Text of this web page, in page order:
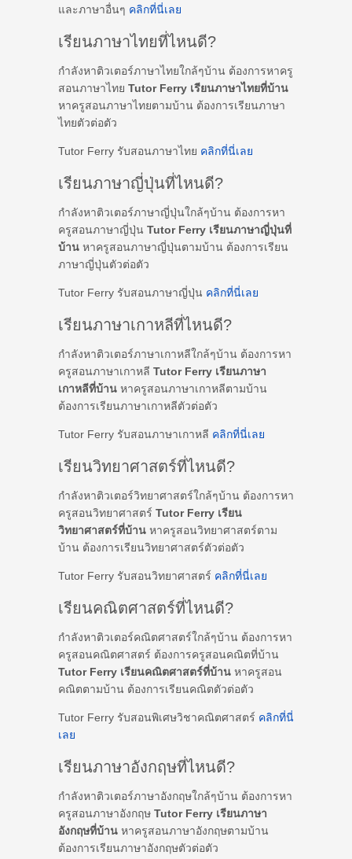
และภาษาอื่นๆ คลิกที่นี่เลย
เรียนภาษาไทยที่ไหนดี?
กำลังหาติวเตอร์ภาษาไทยใกล้ๆบ้าน ต้องการหาครู
สอนภาษาไทย Tutor Ferry เรียนภาษาไทยที่บ้าน
หาครูสอนภาษาไทยตามบ้าน ต้องการเรียนภาษา
ไทยตัวต่อตัว
Tutor Ferry รับสอนภาษาไทย คลิกที่นี่เลย
เรียนภาษาญี่ปุ่นที่ไหนดี?
กำลังหาติวเตอร์ภาษาญี่ปุ่นใกล้ๆบ้าน ต้องการหา
ครูสอนภาษาญี่ปุ่น Tutor Ferry เรียนภาษาญี่ปุ่นที่
บ้าน หาครูสอนภาษาญี่ปุ่นตามบ้าน ต้องการเรียน
ภาษาญี่ปุ่นตัวต่อตัว
Tutor Ferry รับสอนภาษาญี่ปุ่น คลิกที่นี่เลย
เรียนภาษาเกาหลีที่ไหนดี?
กำลังหาติวเตอร์ภาษาเกาหลีใกล้ๆบ้าน ต้องการหา
ครูสอนภาษาเกาหลี Tutor Ferry เรียนภาษา
เกาหลีที่บ้าน หาครูสอนภาษาเกาหลีตามบ้าน
ต้องการเรียนภาษาเกาหลีตัวต่อตัว
Tutor Ferry รับสอนภาษาเกาหลี คลิกที่นี่เลย
เรียนวิทยาศาสตร์ที่ไหนดี?
กำลังหาติวเตอร์วิทยาศาสตร์ใกล้ๆบ้าน ต้องการหา
ครูสอนวิทยาศาสตร์ Tutor Ferry เรียน
วิทยาศาสตร์ที่บ้าน หาครูสอนวิทยาศาสตร์ตาม
บ้าน ต้องการเรียนวิทยาศาสตร์ตัวต่อตัว
Tutor Ferry รับสอนวิทยาศาสตร์ คลิกที่นี่เลย
เรียนคณิตศาสตร์ที่ไหนดี?
กำลังหาติวเตอร์คณิตศาสตร์ใกล้ๆบ้าน ต้องการหา
ครูสอนคณิตศาสตร์ ต้องการครูสอนคณิตที่บ้าน
Tutor Ferry เรียนคณิตศาสตร์ที่บ้าน หาครูสอน
คณิตตามบ้าน ต้องการเรียนคณิตตัวต่อตัว
Tutor Ferry รับสอนพิเศษวิชาคณิตศาสตร์ คลิกที่นี่
เลย
เรียนภาษาอังกฤษที่ไหนดี?
กำลังหาติวเตอร์ภาษาอังกฤษใกล้ๆบ้าน ต้องการหา
ครูสอนภาษาอังกฤษ Tutor Ferry เรียนภาษา
อังกฤษที่บ้าน หาครูสอนภาษาอังกฤษตามบ้าน
ต้องการเรียนภาษาอังกฤษตัวต่อตัว